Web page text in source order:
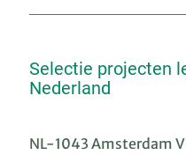
Selectie projecten
Nederland
NL-1043 Amsterdam